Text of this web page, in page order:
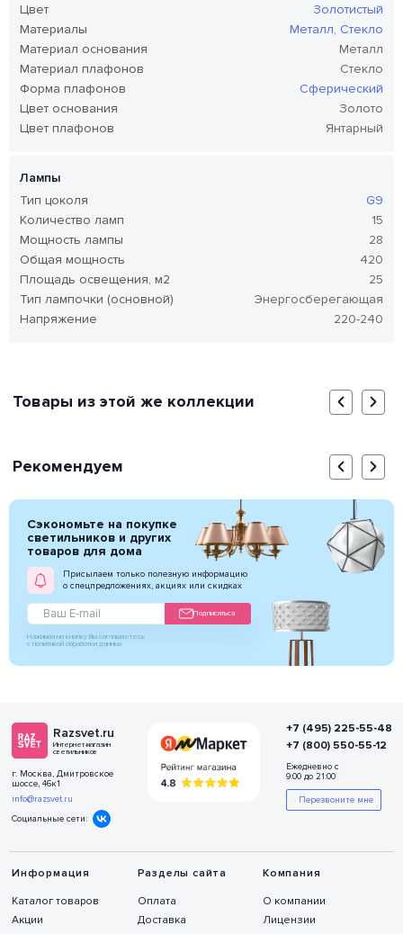
Цвет
Золотистый
Материалы
Металл, Стекло
Материал основания
Металл
Материал плафонов
Стекло
Форма плафонов
Сферический
Цвет основания
Золото
Цвет плафонов
Янтарный
Лампы
Тип цоколя
G9
Количество ламп
15
Мощность лампы
28
Общая мощность
420
Площадь освещения, м2
25
Тип лампочки (основной)
Энергосберегающая
Напряжение
220-240
Товары из этой же коллекции
Рекомендуем
Сэкономьте на покупке
светильников и других
товаров для дома
Присылаем только полезную информацию
о спецпредложениях, акциях или скидках
Подписаться
Нажимая на кнопку Вы соглашаетесь
с политикой обработки данных
Razsvet.ru
Интернет-магазин
светильников
г. Москва, Дмитровское
шоссе, 46к1
info@razsvet.ru
Социальные сети:
Информация
Каталог товаров
Акции
Разделы сайта
Оплата
Доставка
Компания
О компании
Лицензии
+7 (495) 225-55-48
+7 (800) 550-55-12
Ежедневно с
9:00 до 21:00
Перезвоните мне